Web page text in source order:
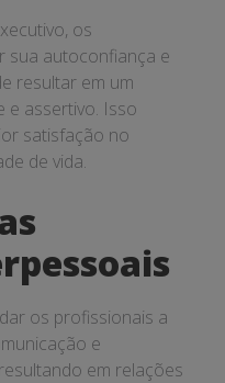
os
sua autoconfiança e
resultar em um
e assertivo. Isso
satisfação no
de vida.
os profissionais a
e
em relações